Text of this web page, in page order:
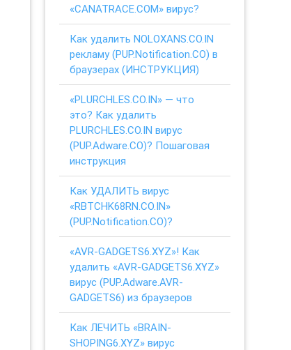
«CANATRACE.COM» вирус?
Как удалить NOLOXANS.CO.IN
рекламу (PUP.Notification.CO) в
браузерах (ИНСТРУКЦИЯ)
«PLURCHLES.CO.IN» — что
это? Как удалить
PLURCHLES.CO.IN вирус
(PUP.Adware.CO)? Пошаговая
инструкция
Как УДАЛИТЬ вирус
«RBTCHK68RN.CO.IN»
(PUP.Notification.CO)?
«AVR-GADGETS6.XYZ»! Как
удалить «AVR-GADGETS6.XYZ»
вирус (PUP.Adware.AVR-
GADGETS6) из браузеров
Как ЛЕЧИТЬ «BRAIN-
SHOPING6.XYZ» вирус